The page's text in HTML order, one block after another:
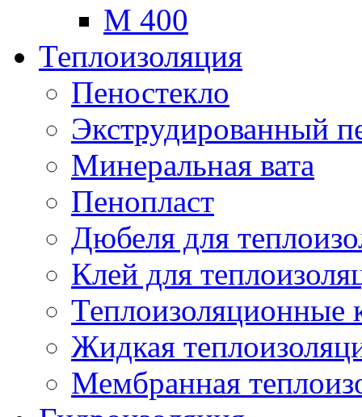
М 400
Теплоизоляция
Пеностекло
Экструдированный
Минеральная вата
Пенопласт
Дюбеля для
Клей для
Теплоизоляционные
Жидкая
Мембранная